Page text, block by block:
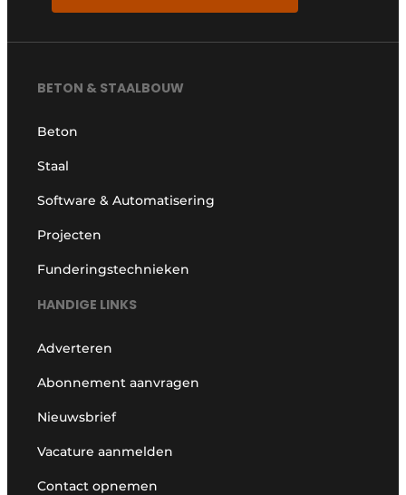
BETON & STAALBOUW
Beton
Staal
Software & Automatisering
Projecten
Funderingstechnieken
HANDIGE LINKS
Adverteren
Abonnement aanvragen
Nieuwsbrief
Vacature aanmelden
Contact opnemen